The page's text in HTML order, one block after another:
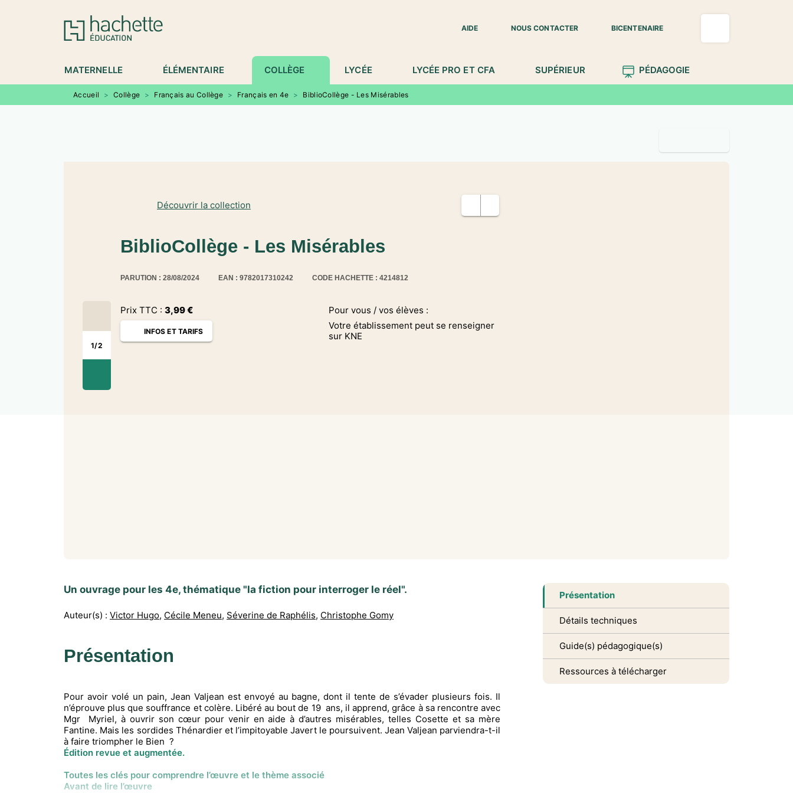
MENU RECHERCHE
AIDE
NOUS CONTACTER BICENTENAIRE
MATERNELLE ÉLÉMENTAIRE COLLÈGE LYCÉE LYCÉE PRO ET CFA SUPÉRIEUR PÉDAGOGIE
Accueil > Collège > Français au Collège > Français en 4e > BiblioCollège - Les Misérables
1/2
Découvrir la collection
BiblioCollège - Les Misérables
PARUTION : 28/08/2024 EAN : 9782017310242 CODE HACHETTE : 4214812
Prix TTC : 3,99€
INFOS ET TARIFS
Pour vous / vos élèves :
Votre établissement peut se renseigner
sur KNE
Un ouvrage pour les 4e, thématique "la fiction pour interroger le réel".
Auteur(s) : Victor Hugo, Cécile Meneu, Séverine de Raphélis, Christophe Gomy
Présentation
Pour avoir volé un pain, Jean Valjean est envoyé au bagne, dont il tente de s’évader plusieurs fois. Il
n’éprouve plus que souffrance et colère. Libéré au bout de 19 ans, il apprend, grâce à sa rencontre avec
Mgr Myriel, à ouvrir son cœur pour venir en aide à d’autres misérables, telles Cosette et sa mère
Fantine. Mais les sordides Thénardier et l’impitoyable Javert le poursuivent. Jean Valjean parviendra-t-il
à faire triompher le Bien ?
Édition revue et augmentée.
Toutes les clés pour comprendre l’œuvre et le thème associé
Avant de lire l’œuvre
Présentation
Détails techniques
Guide(s) pédagogique(s)
Ressources à télécharger